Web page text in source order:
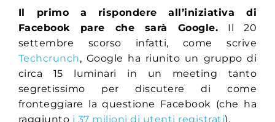
Il primo a rispondere all’iniziativa di
Facebook pare che sarà Google. Il 20
settembre scorso infatti, come scrive
Techcrunch, Google ha riunito un gruppo di
circa 15 luminari in un meeting tanto
segretissimo per discutere di come
fronteggiare la questione Facebook (che ha
raggiunto i 37 milioni di utenti registrati).